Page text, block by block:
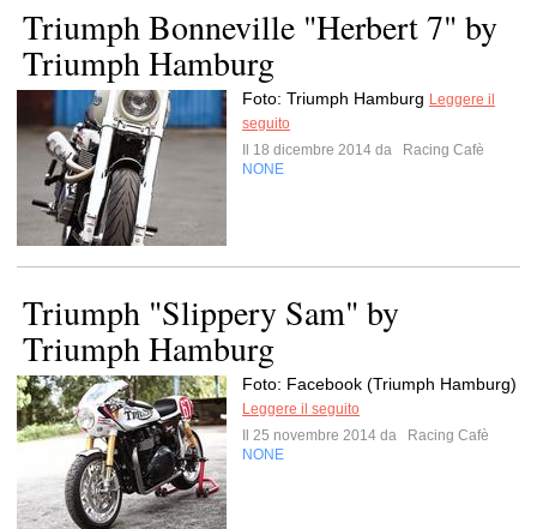
Triumph Bonneville "Herbert 7" by
Triumph Hamburg
Foto: Triumph Hamburg Leggere il
seguito
Il 18 dicembre 2014 da
Racing Cafè
NONE
Triumph "Slippery Sam" by
Triumph Hamburg
Foto: Facebook (Triumph Hamburg)
Leggere il seguito
Il 25 novembre 2014 da
Racing Cafè
NONE